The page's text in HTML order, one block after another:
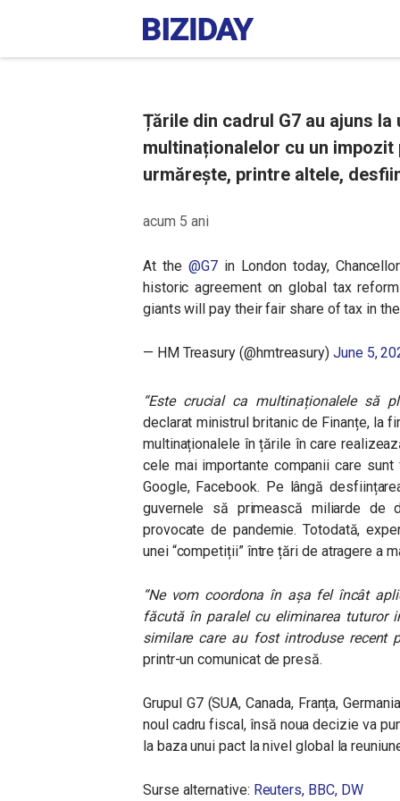
Țările din cadrul G7 au ajuns
multinaționalelor cu un impozit
urmărește, printre altele,
acum 5 ani
At the @G7in London today,
historic agreement on global tax
giants will pay their fair share of tax in
— HM Treasury (@hmtreasury) June 5,
“Este crucial ca multinaționalele să
declarat ministrul britanic de Finanțe, la
multinaționalele în țările în care
cele mai importante companii care
Google, Facebook. Pe lângă
guvernele să primească miliarde de
provocate de pandemie. Totodată,
unei “competiții” între țări de atragere a
“Ne vom coordona în așa fel încât
făcută în paralel cu eliminarea tuturor
similare care au fost introduse recent
printr-un comunicat de presă.
Grupul G7 (SUA, Canada, Franța,
noul cadru fiscal, însă noua decizie va
la baza unui pact la nivel global la
Surse alternative: Reuters, BBC, DW